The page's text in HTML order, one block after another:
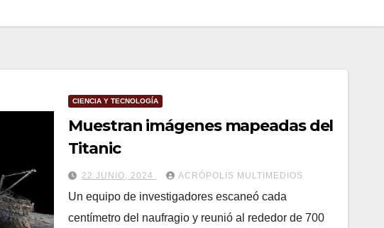
CIENCIA Y TECNOLOGÍA
Muestran imágenes mapeadas del
Titanic
22 JUNIO, 2024 ACRÓPOLIS MULTIMEDIOS
Un equipo de investigadores escaneó cada
centímetro del naufragio y reunió al rededor de 700